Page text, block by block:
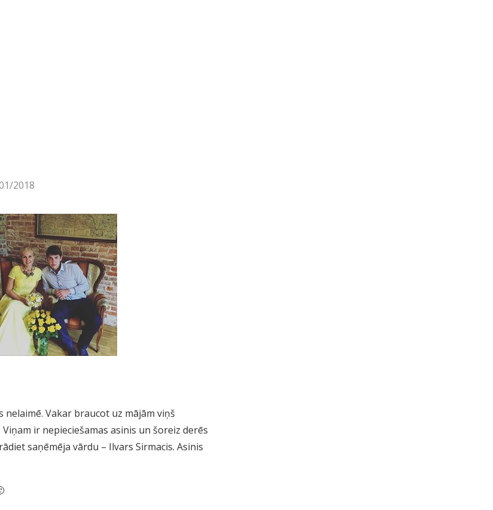
2018
Vakar braucot uz mājām viņš
ir nepieciešamas asinis un šoreiz derēs
saņēmēja vārdu – Ilvars Sirmacis. Asinis